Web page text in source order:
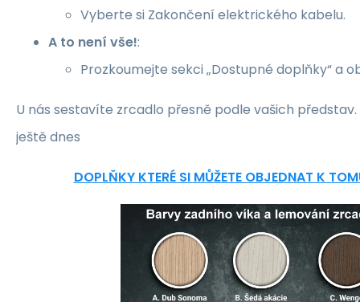
Vyberte si Zakončení elektrického kabelu.
A to není vše!:
Prozkoumejte sekci „Dostupné doplňky“ a
U nás sestavíte zrcadlo přesně podle vašich
ještě dnes
DOPLŇKY KTERÉ SI MŮŽETE OBJEDNAT K